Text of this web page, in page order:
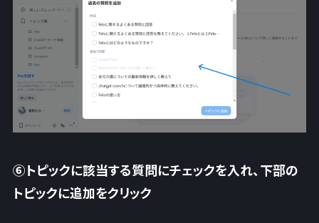
⑥トピックに該当する質問にチェックを入れ、下部の
トピックに追加をクリック